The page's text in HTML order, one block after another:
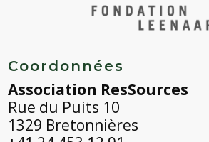
Coordonnées
Association ResSources
Rue du Puits 10
1329 Bretonnières